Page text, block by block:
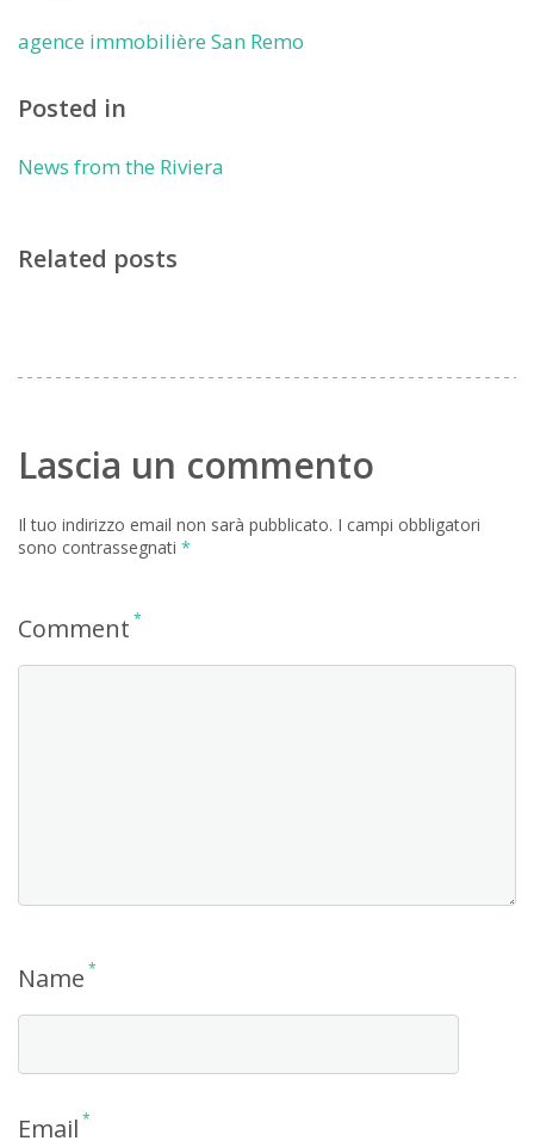
agence immobilière San Remo
Posted in
News from the Riviera
Related posts
Lascia un commento
Il tuo indirizzo email non sarà pubblicato. I campi obbligatori
sono contrassegnati *
Comment *
Name *
Email *